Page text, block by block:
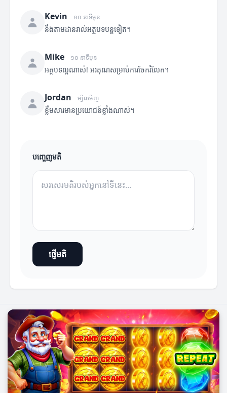
Kevin ១០ នាទីមុន
នឹងតាមដានរាល់អត្ថបទបន្តទៀត។
Mike ១០ នាទីមុន
អត្ថបទល្អណាស់! អរគុណសម្រាប់ការចែករំលែក។
Jordan ម្សិលមិញ
ខ្លឹមសារមានប្រយោជន៍ខ្លាំងណាស់។
បញ្ចេញមតិ
ផ្ញើមតិ